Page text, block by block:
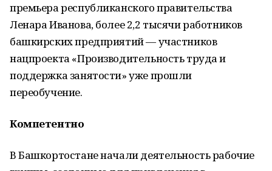
премьера республиканского правительства
Ленара Иванова, более 2,2 тысячи работников
башкирских предприятий — участников
нацпроекта «Производительность труда и
поддержка занятости» уже прошли
переобучение.
Компетентно
В Башкортостане начали деятельность рабочие